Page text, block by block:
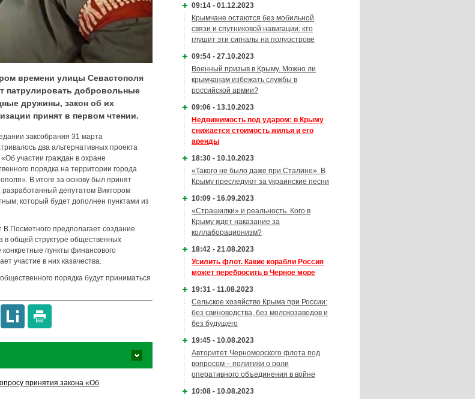
времени улицы Севастополя
патрулировать добровольные
дружины, закон об их
принят в первом чтении.
заксобрания 31 марта
два альтернативных проекта
«Об участии граждан в охране
порядка на территории города
В итоге за основу был принят
разработанный депутатом Виктором
который будет дополнен пунктами из
предполагает создание
в общей структуре общественных
пункты финансового
участие в них казачества.
порядка будут приниматься
принятия закона «Об
09:14 - 01.12.2023
Крымчане остаются без мобильной
связи и спутниковой навигации: кто
глушит эти сигналы на полуострове
09:54 - 27.10.2023
Военный призыв в Крыму. Можно ли
крымчанам избежать службы в
российской армии?
09:06 - 13.10.2023
Недвижимость под ударом: в Крыму
снижается стоимость жилья и его
аренды
18:30 - 10.10.2023
«Такого не было даже при Сталине». В
Крыму преследуют за украинские песни
10:09 - 16.09.2023
«Страшилки» и реальность. Кого в
Крыму ждет наказание за
коллаборационизм?
18:42 - 21.08.2023
Усилить флот. Какие корабли Россия
может перебросить в Черное море
19:31 - 11.08.2023
Сельское хозяйство Крыма при России:
без свиноводства, без молокозаводов и
без будущего
19:45 - 10.08.2023
Авторитет Черноморского флота под
вопросом – политики о роли
оперативного объединения в войне
10:08 - 10.08.2023